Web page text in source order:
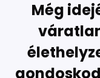
Még